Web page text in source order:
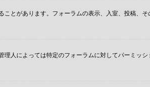
とがあります。フォーラムの表示、入室、投稿、
人によっては特定のフォーラムに対してパーミッ